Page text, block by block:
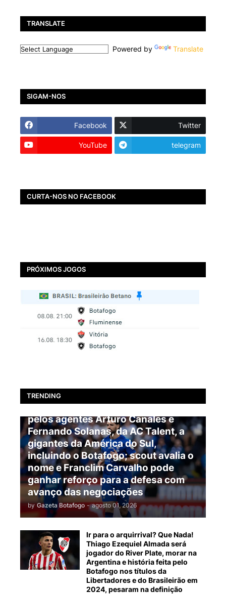
TRANSLATE
Powered by Translate
SIGAM-NOS
Facebook Twitter
YouTube telegram
CURTA-NOS NO FACEBOOK
PRÓXIMOS JOGOS
TRENDING
BOTAFOGO
EXCLUSIVO: Pablo Marí é oferecido
pelos agentes Arturo Canales e
Fernando Solanas, da AC Talent, a
gigantes da América do Sul,
incluindo o Botafogo; scout avalia o
nome e Franclim Carvalho pode
ganhar reforço para a defesa com
avanço das negociações
by Gazeta Botafogo - agosto 01, 2026
Ir para o arquirrival? Que Nada!
Thiago Ezequiel Almada será
jogador do River Plate, morar na
Argentina e história feita pelo
Botafogo nos títulos da
Libertadores e do Brasileirão em
2024, pesaram na definição